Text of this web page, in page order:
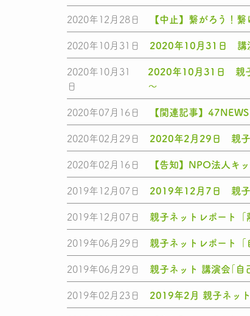
【中止】繋がろう！
2020年12月28日
2020年10月31日 講
2020年10月31日
2020年10月31日 親
～
2020年10月31
日
【関連記事】
2020年07月16日
2020年2月29日 親子
2020年02月29日
【告知】NPO法人キ
2020年02月16日
2019年12月7日 親子
2019年12月07日
親子ネットレポート「
2019年12月07日
親子ネットレポート「
2019年06月29日
親子ネット 講演会｢自
2019年06月29日
2019年2月 親子ネッ
2019年02月23日